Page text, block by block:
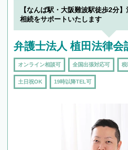
【なんば駅・大阪難波駅徒歩2分
相続をサポートいたします
弁護士法人 植田法律会
オンライン相談可 全国出張対応可 税
土日祝OK 19時以降TEL可